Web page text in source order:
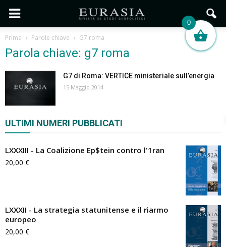
Prima Parole chiave G7 roma
Parola chiave: g7 roma
G7 di Roma: VERTICE ministeriale sull’energia
15 Maggio 2014
ULTIMI NUMERI PUBBLICATI
LXXXIII - La Coalizione Ep$tein contro l'1ran
20,00 €
LXXXII - La strategia statunitense e il riarmo
europeo
20,00 €
0